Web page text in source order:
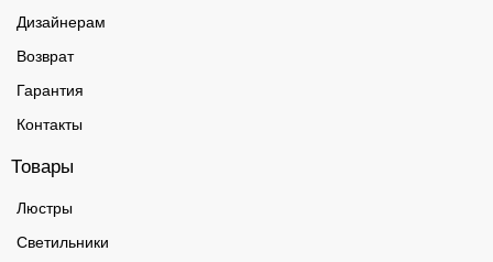
Дизайнерам
Возврат
Гарантия
Контакты
Товары
Люстры
Светильники